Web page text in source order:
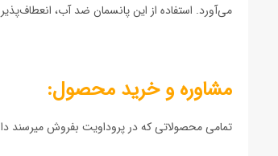
می‌آورد. استفاده از این پانسمان ضد آب،
مشاوره و خرید محصول:
تمامی محصولاتی که در پروداویت بفروش میرسند